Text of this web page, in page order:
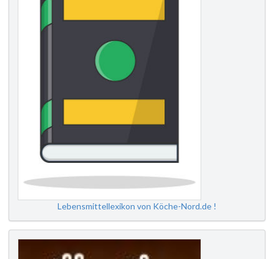
Lebensmittellexikon von Köche-Nord.de !